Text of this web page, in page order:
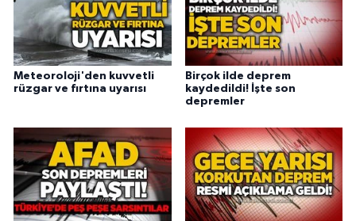
Meteoroloji'den kuvvetli
rüzgar ve fırtına uyarısı
Birçok ilde deprem
kaydedildi! İşte son
depremler